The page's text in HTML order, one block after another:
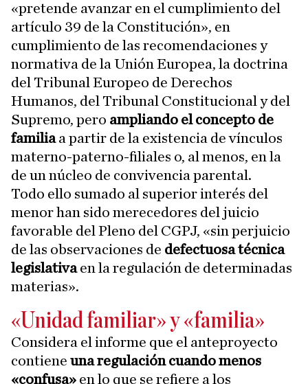
«pretende avanzar en el cumplimiento del
artículo 39 de la Constitución», en
cumplimiento de las recomendaciones y
normativa de la Unión Europea, la doctrina
del Tribunal Europeo de Derechos
Humanos, del Tribunal Constitucional y del
Supremo, pero ampliando el concepto de
familiaa partir de la existencia de vínculos
materno-paterno-filiales o, al menos, en la
de un núcleo de convivencia parental.
Todo ello sumado al superior interés del
menor han sido merecedores del juicio
favorable del Pleno del CGPJ, «sin perjuicio
de las observaciones de defectuosa técnica
legislativaen la regulación de determinadas
materias».
«Unidad familiar» y «familia»
Considera el informe que el anteproyecto
contiene una regulación cuando menos
«confusa» en lo que se refiere a los